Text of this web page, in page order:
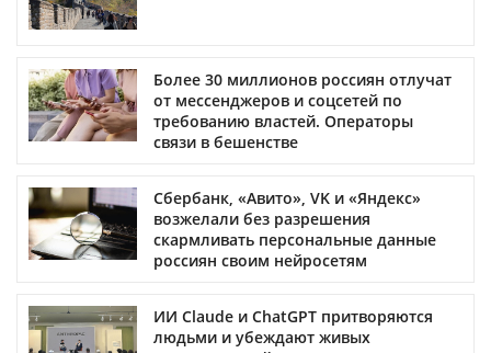
Более 30 миллионов россиян отлучат
от мессенджеров и соцсетей по
требованию властей. Операторы
связи в бешенстве
Сбербанк, «Авито», VK и «Яндекс»
возжелали без разрешения
скармливать персональные данные
россиян своим нейросетям
ИИ Claude и ChatGPT притворяются
людьми и убеждают живых